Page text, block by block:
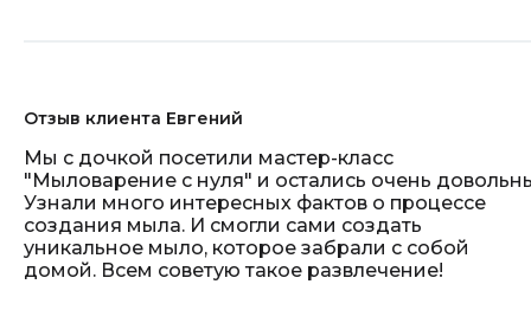
Отзыв клиента Евгений
Мы с дочкой посетили мастер-класс
"Мыловарение с нуля" и остались очень
Узнали много интересных фактов о процессе
создания мыла. И смогли сами создать
уникальное мыло, которое забрали с собой
домой. Всем советую такое развлечение!